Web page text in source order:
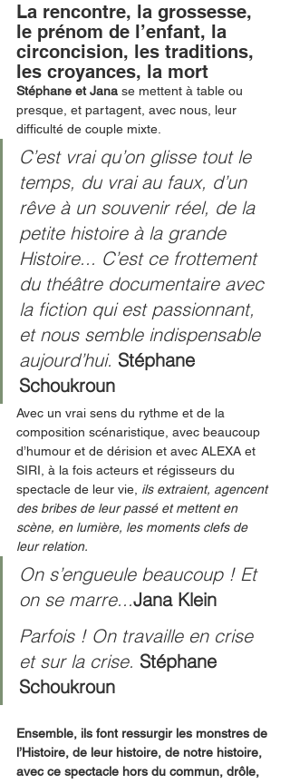
La rencontre, la grossesse,
le prénom de l’enfant, la
circoncision, les traditions,
les croyances, la mort
Stéphane et Jana se mettent à table ou
presque, et partagent, avec nous, leur
difficulté de couple mixte.
C’est vrai qu’on glisse tout le
temps, du vrai au faux, d’un
rêve à un souvenir réel, de la
petite histoire à la grande
Histoire... C’est ce frottement
du théâtre documentaire avec
la fiction qui est passionnant,
et nous semble indispensable
aujourd’hui. Stéphane
Schoukroun
Avec un vrai sens du rythme et de la
composition scénaristique, avec beaucoup
d’humour et de dérision et avec ALEXA et
SIRI, à la fois acteurs et régisseurs du
spectacle de leur vie, ils extraient, agencent
des bribes de leur passé et mettent en
scène, en lumière, les moments clefs de
leur relation.
On s’engueule beaucoup ! Et
on se marre...Jana Klein
Parfois ! On travaille en crise
et sur la crise. Stéphane
Schoukroun
Ensemble, ils font ressurgir les monstres de
l’Histoire, de leur histoire, de notre histoire,
avec ce spectacle hors du commun, drôle,